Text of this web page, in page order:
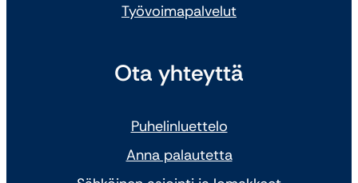
Työvoimapalvelut
Ota yhteyttä
Puhelinluettelo
Anna palautetta